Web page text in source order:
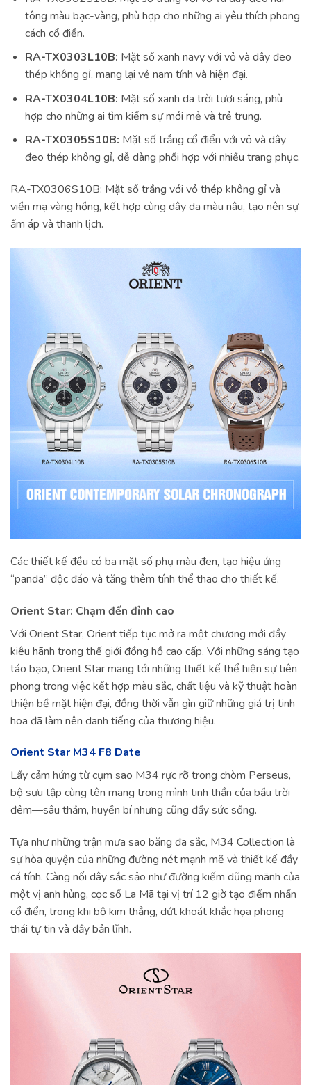
tông màu bạc-vàng, phù hợp cho những ai yêu thích phong
cách cổ điển.
RA-TX0303L10B: Mặt số xanh navy với vỏ và dây đeo
thép không gỉ, mang lại vẻ nam tính và hiện đại.
RA-TX0304L10B: Mặt số xanh da trời tươi sáng, phù
hợp cho những ai tìm kiếm sự mới mẻ và trẻ trung.
RA-TX0305S10B: Mặt số trắng cổ điển với vỏ và dây
đeo thép không gỉ, dễ dàng phối hợp với nhiều trang phục.
RA-TX0306S10B: Mặt số trắng với vỏ thép không gỉ và
viền mạ vàng hồng, kết hợp cùng dây da màu nâu, tạo nên sự
ấm áp và thanh lịch.
Các thiết kế đều có ba mặt số phụ màu đen, tạo hiệu ứng
“panda” độc đáo và tăng thêm tính thể thao cho thiết kế.
Orient Star: Chạm đến đỉnh cao
Với Orient Star, Orient tiếp tục mở ra một chương mới đầy
kiêu hãnh trong thế giới đồng hồ cao cấp. Với những sáng tạo
táo bạo, Orient Star mang tới những thiết kế thể hiện sự tiên
phong trong việc kết hợp màu sắc, chất liệu và kỹ thuật hoàn
thiện bề mặt hiện đại, đồng thời vẫn gìn giữ những giá trị tinh
hoa đã làm nên danh tiếng của thương hiệu.
Orient Star M34 F8 Date
Lấy cảm hứng từ cụm sao M34 rực rỡ trong chòm Perseus,
bộ sưu tập cùng tên mang trong mình tinh thần của bầu trời
đêm—sâu thẳm, huyền bí nhưng cũng đầy sức sống.
Tựa như những trận mưa sao băng đa sắc, M34 Collection là
sự hòa quyện của những đường nét mạnh mẽ và thiết kế đầy
cá tính. Càng nối dây sắc sảo như đường kiếm dũng mãnh của
một vị anh hùng, cọc số La Mã tại vị trí 12 giờ tạo điểm nhấn
cổ điển, trong khi bộ kim thẳng, dứt khoát khắc họa phong
thái tự tin và đầy bản lĩnh.